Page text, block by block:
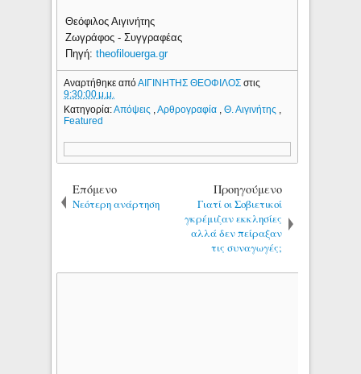
Θεόφιλος Αιγινήτης
Ζωγράφος - Συγγραφέας
Πηγή:theofilouerga.gr
Αναρτήθηκε απόΑΙΓΙΝΗΤΗΣ ΘΕΟΦΙΛΟΣστις
9:30:00 μ.μ.
Κατηγορία:Απόψεις ,Αρθρογραφία ,Θ. Αιγινήτης
Featured
Επόμενο
Νεότερη ανάρτηση
Προηγούμενο
Γιατί οι Σοβιετικοί
γκρέμιζαν εκκλησίες
αλλά δεν πείραξαν
τις συναγωγές;